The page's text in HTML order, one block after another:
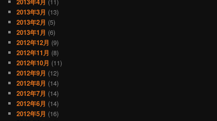
2013年3月 (13)
2013年2月 (5)
2013年1月 (6)
2012年12月 (9)
2012年11月 (8)
2012年10月 (11)
2012年9月 (12)
2012年8月 (14)
2012年7月 (14)
2012年6月 (14)
2012年5月 (16)